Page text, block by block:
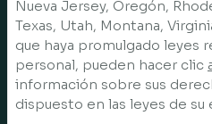
Nueva Jersey, Oregón,
Texas, Utah, Montana,
que haya promulgado leyes
personal, pueden hacer clic
información sobre sus
dispuesto en las leyes de su